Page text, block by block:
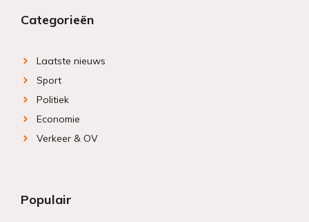
Categorieën
Laatste nieuws
Sport
Politiek
Economie
Verkeer & OV
Populair